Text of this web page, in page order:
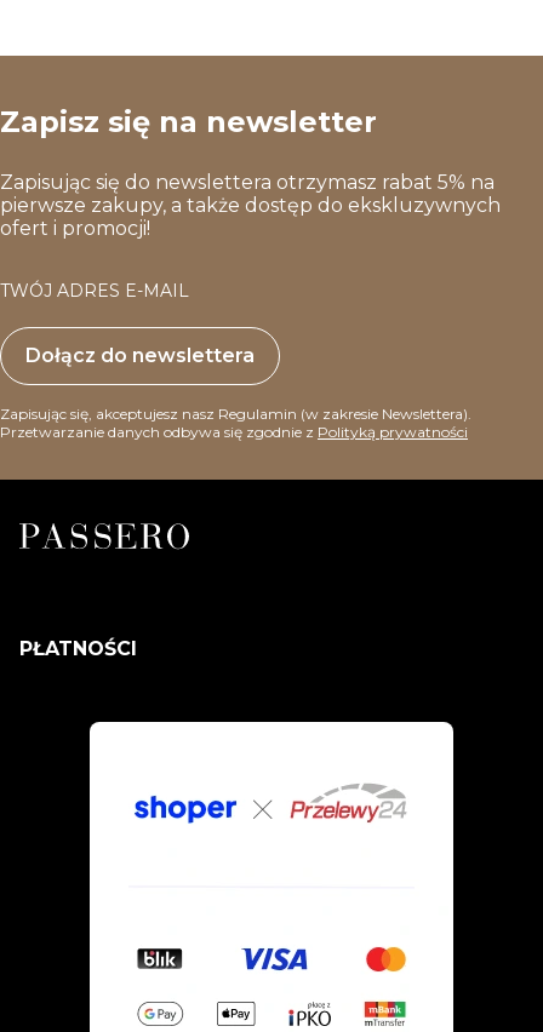
Zapisz się na newsletter
Zapisując się do newslettera otrzymasz rabat 5% na
pierwsze zakupy, a także dostęp do ekskluzywnych
ofert i promocji!
TWÓJ ADRES E-MAIL
Dołącz do newslettera
Zapisując się, akceptujesz nasz Regulamin (w zakresie Newslettera).
Przetwarzanie danych odbywa się zgodnie z Polityką prywatności
PŁATNOŚCI